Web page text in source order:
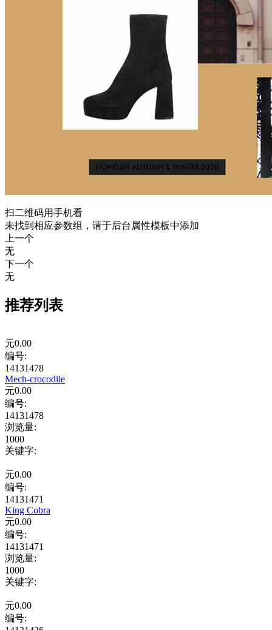
扫二维码用手机看
未找到相应参数组，请于后台属性模板中添加
上一个
无
下一个
无
推荐列表
元0.00
编号:
14131478
Mech-crocodile
元0.00
编号:
14131478
浏览量:
1000
关键字:
元0.00
编号:
14131471
King Cobra
元0.00
编号:
14131471
浏览量:
1000
关键字:
元0.00
编号: